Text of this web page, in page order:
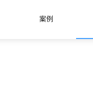
案例